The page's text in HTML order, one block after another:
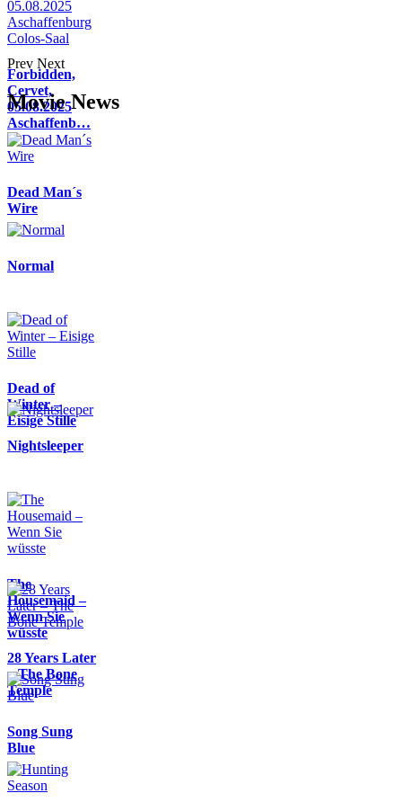
Forbidden,
Cervet,
05.08.2025
Aschaffenb…
Prev Next
Movie News
Dead Man´s
Wire
Normal
Dead of
Winter –
Eisige Stille
Nightsleeper
The
Housemaid –
Wenn Sie
wüsste
28 Years Later
– The Bone
Temple
Song Sung
Blue